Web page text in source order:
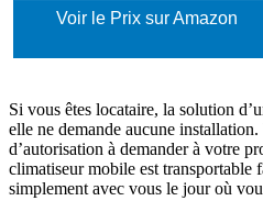
Voir le Prix sur Amazon
Si vous êtes locataire, la solution
elle ne demande aucune installation.
d’autorisation à demander à votre
climatiseur mobile est transportable
simplement avec vous le jour où